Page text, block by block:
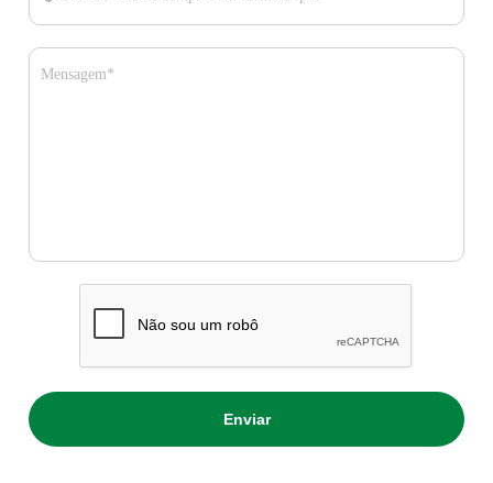
Mensagem*